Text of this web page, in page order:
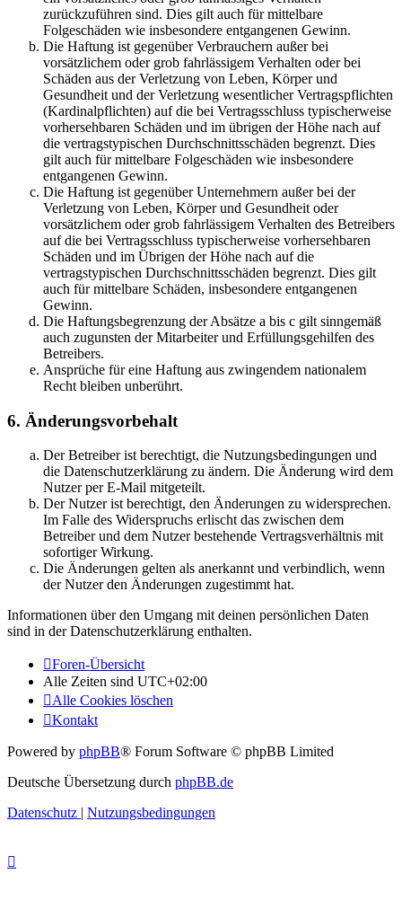
zurückzuführen sind. Dies gilt auch für mittelbare
Folgeschäden wie insbesondere entgangenen Gewinn.
Die Haftung ist gegenüber Verbrauchern außer bei
vorsätzlichem oder grob fahrlässigem Verhalten oder bei
Schäden aus der Verletzung von Leben, Körper und
Gesundheit und der Verletzung wesentlicher Vertragspflichten
(Kardinalpflichten) auf die bei Vertragsschluss typischerweise
vorhersehbaren Schäden und im übrigen der Höhe nach auf
die vertragstypischen Durchschnittsschäden begrenzt. Dies
gilt auch für mittelbare Folgeschäden wie insbesondere
entgangenen Gewinn.
Die Haftung ist gegenüber Unternehmern außer bei der
Verletzung von Leben, Körper und Gesundheit oder
vorsätzlichem oder grob fahrlässigem Verhalten des Betreibers
auf die bei Vertragsschluss typischerweise vorhersehbaren
Schäden und im Übrigen der Höhe nach auf die
vertragstypischen Durchschnittsschäden begrenzt. Dies gilt
auch für mittelbare Schäden, insbesondere entgangenen
Gewinn.
Die Haftungsbegrenzung der Absätze a bis c gilt sinngemäß
auch zugunsten der Mitarbeiter und Erfüllungsgehilfen des
Betreibers.
Ansprüche für eine Haftung aus zwingendem nationalem
Recht bleiben unberührt.
6. Änderungsvorbehalt
Der Betreiber ist berechtigt, die Nutzungsbedingungen und
die Datenschutzerklärung zu ändern. Die Änderung wird dem
Nutzer per E-Mail mitgeteilt.
Der Nutzer ist berechtigt, den Änderungen zu widersprechen.
Im Falle des Widerspruchs erlischt das zwischen dem
Betreiber und dem Nutzer bestehende Vertragsverhältnis mit
sofortiger Wirkung.
Die Änderungen gelten als anerkannt und verbindlich, wenn
der Nutzer den Änderungen zugestimmt hat.
Informationen über den Umgang mit deinen persönlichen Daten
sind in der Datenschutzerklärung enthalten.
Foren-Übersicht
Alle Zeiten sind UTC+02:00
Alle Cookies löschen
Kontakt
Powered by phpBB® Forum Software © phpBB Limited
Deutsche Übersetzung durch phpBB.de
Datenschutz | Nutzungsbedingungen